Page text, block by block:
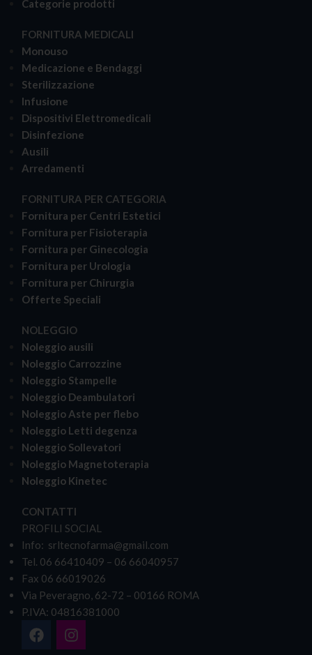
Categorie prodotti
FORNITURA MEDICALI
Monouso
Medicazione e Bendaggi
Sterilizzazione
Infusione
Dispositivi Elettromedicali
Disinfezione
Ausili
Arredamenti
FORNITURA PER CATEGORIA
Fornitura per Centri Estetici
Fornitura per Fisioterapia
Fornitura per Ginecologia
Fornitura per Urologia
Fornitura per Chirurgia
Offerte Speciali
NOLEGGIO
Noleggio ausili
Noleggio Carrozzine
Noleggio Stampelle
Noleggio Deambulatori
Noleggio Aste per flebo
Noleggio Letti degenza
Noleggio Sollevatori
Noleggio Magnetoterapia
Noleggio Kinetec
CONTATTI
PROFILI SOCIAL
Info: srltecnofarma@gmail.com
Tel. 06 66410409 – 06 66040957
Fax 06 66019026
Via Peveragno, 62-72 – 00166 ROMA
P.IVA: 04816381000